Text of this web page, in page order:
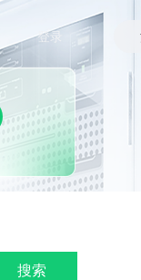
登录
搜索